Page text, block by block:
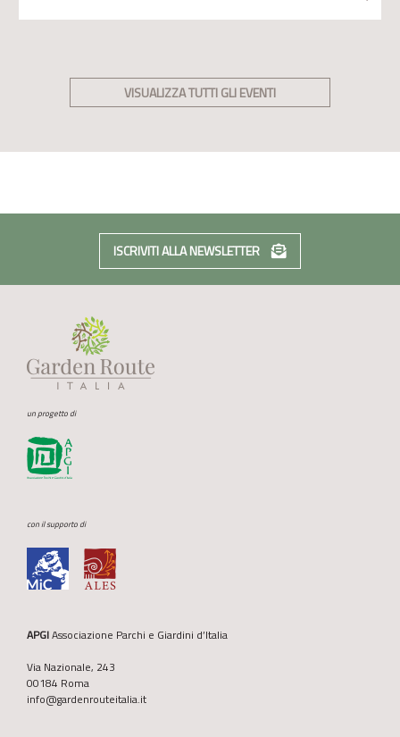
VISUALIZZA TUTTI GLI EVENTI
ISCRIVITI ALLA NEWSLETTER
un progetto di
con il supporto di
APGIAssociazione Parchi e Giardini d’Italia
Via Nazionale, 243
00184 Roma
info@gardenrouteitalia.it